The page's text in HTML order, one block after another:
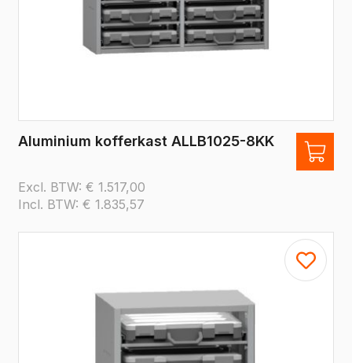
Aluminium kofferkast ALLB1025-8KK
Excl. BTW: € 1.517,00
Incl. BTW: € 1.835,57